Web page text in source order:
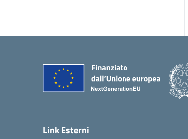
Link Esterni